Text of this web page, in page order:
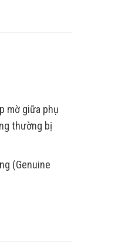
mờ giữa phụ
thường bị
(Genuine